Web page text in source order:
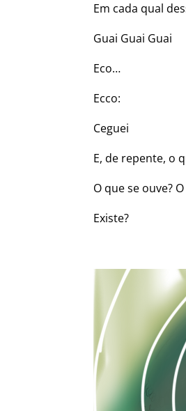
Em cada qual
Guai Guai Guai
Eco…
Ecco:
Ceguei
E, de repente, o
O que se ouve?
Existe?